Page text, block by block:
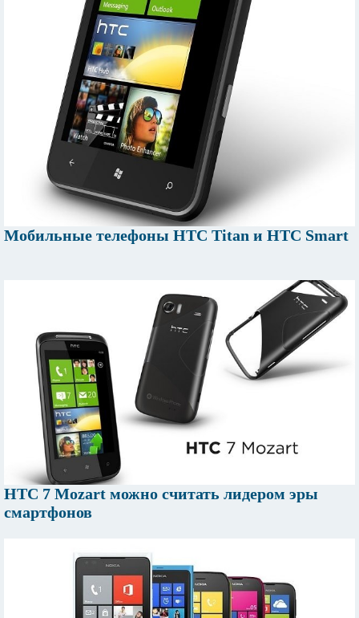
Мобильные телефоны HTC Titan и HTC Smart
HTC 7 Mozart можно считать лидером эры
смартфонов